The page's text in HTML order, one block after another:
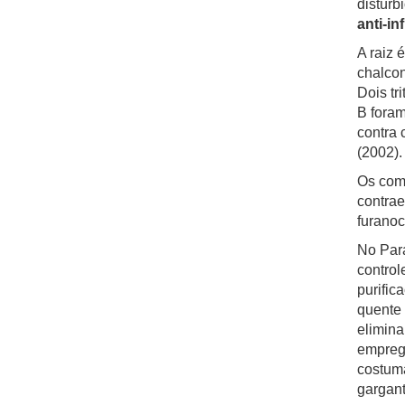
anti-
A raiz
Dois
B
contra
(2002).
Os
No
quente